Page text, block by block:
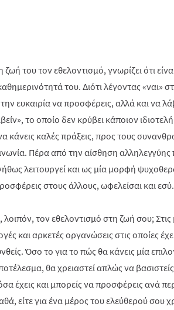
ζωή του τον εθελοντισμό, γνωρίζει ότι
του. Διότι λέγοντας «ναι»
ευκαιρία να προσφέρεις, αλλά και να
το οποίο δεν κρύβει κάποιον
κάνεις καλές πράξεις, προς τους
Πέρα από την αίσθηση αλληλεγγύης
λειτουργεί και ως μία μορφή
στους άλλους, ωφελείσαι και εσύ.
λοιπόν, τον εθελοντισμό στη ζωή σου;
και αρκετές οργανώσεις στις οποίες
Όσο το για το πώς θα κάνεις μία
θα χρειαστεί απλώς να βασιστείς
έχεις και μπορείς να προσφέρεις ανά
είτε για ένα μέρος του ελεύθερού σου